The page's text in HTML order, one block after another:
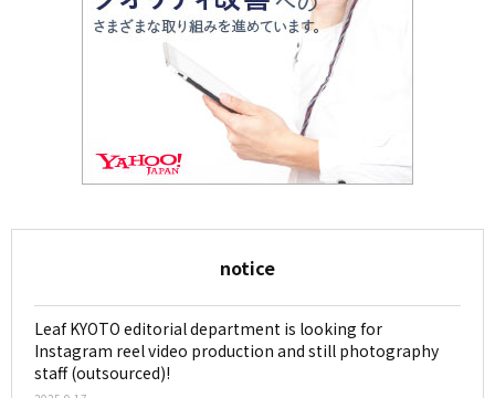
notice
Leaf KYOTO editorial department is looking for
Instagram reel video production and still photography
staff (outsourced)!